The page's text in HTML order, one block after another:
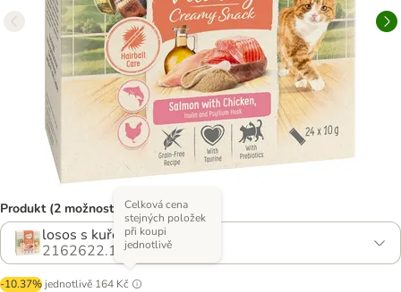
Produkt (2 možností)
losos s kuřecím (48 x 10 g)
2162622.1
-10.37% jednotlivě 164 Kč
Celková cena
stejných položek
při koupi
jednotlivě